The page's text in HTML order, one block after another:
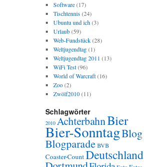
Software(17)
Tischtennis(24)
Ubuntu und ich(3)
Urlaub(59)
Web-Fundstück(28)
Weltjugendtag(1)
Weltjugendtag 2011 (13)
WiFi Test(96)
World of Warcraft(16)
Zoo(2)
Zwölf2010(11)
Schlagwörter
2010 AchterbahnBier
Bier-SonntagBlog
Blogparade BVB
Coaster-CountDeutschland